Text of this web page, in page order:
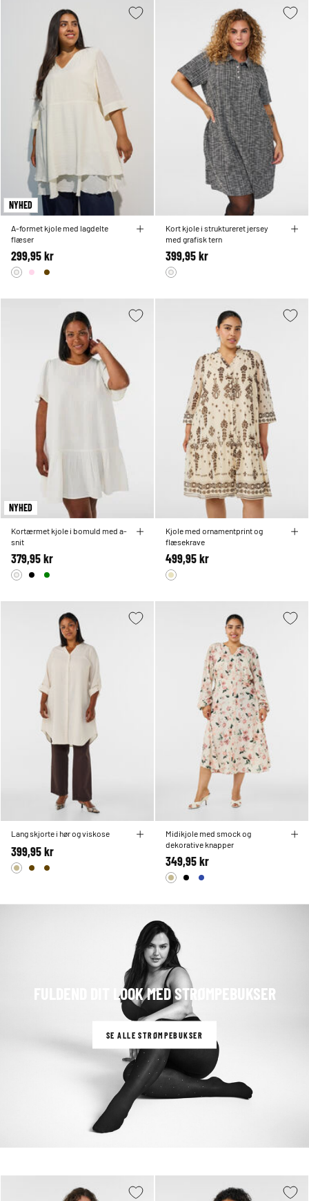
NYHED
A-formet kjole med lagdelte
flæser
299,95 kr
Kort kjole i struktureret jersey
med grafisk tern
399,95 kr
NYHED
Kortærmet kjole i bomuld med a-
snit
379,95 kr
Kjole med ornamentprint og
flæsekrave
499,95 kr
Lang skjorte i hør og viskose
399,95 kr
Midikjole med smock og
dekorative knapper
349,95 kr
FULDEND DIT LOOK MED STRØMPEBUKSER
SE ALLE STRØMPEBUKSER